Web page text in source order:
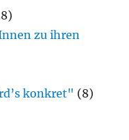
zu ihren
konkret" (8)